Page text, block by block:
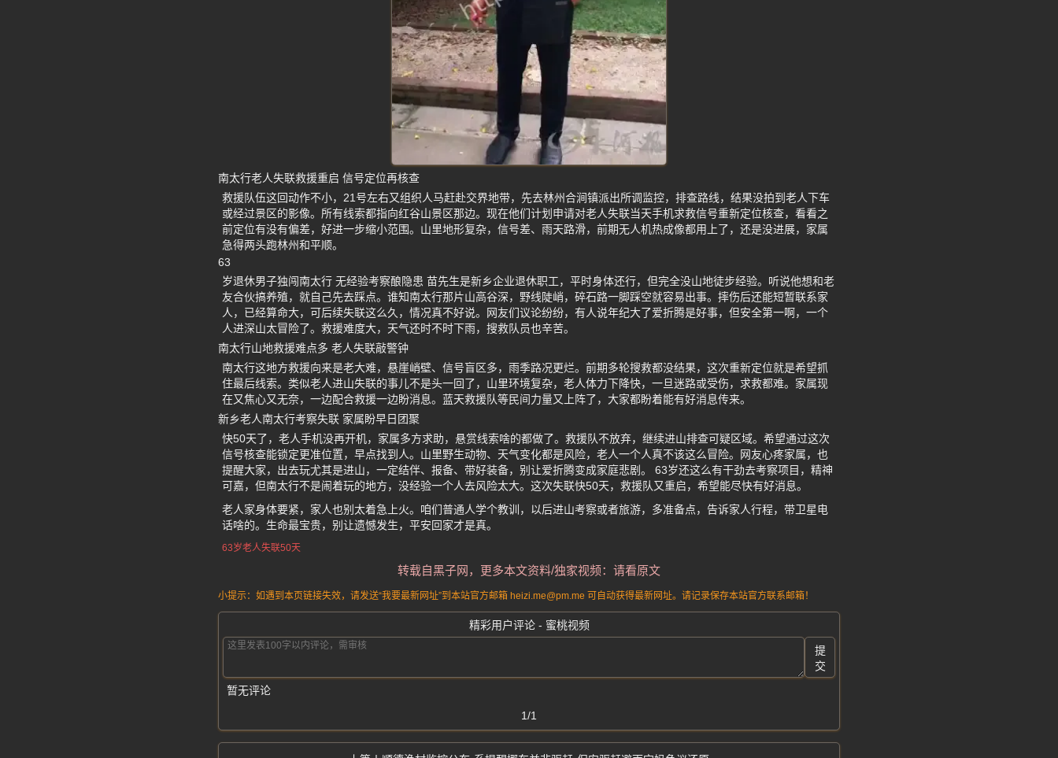
南太行老人失联救援重启 信号定位再核查
救援队伍这回动作不小，21号左右又组织人马赶赴交界地带，先去林州合涧镇派出所调监控，排查路线，结果没拍到老人下车
或经过景区的影像。所有线索都指向红谷山景区那边。现在他们计划申请对老人失联当天手机求救信号重新定位核查，看看之
前定位有没有偏差，好进一步缩小范围。山里地形复杂，信号差、雨天路滑，前期无人机热成像都用上了，还是没进展，家属
急得两头跑林州和平顺。
63
岁退休男子独闯南太行 无经验考察酿隐患 苗先生是新乡企业退休职工，平时身体还行，但完全没山地徒步经验。听说他想和老
友合伙搞养殖，就自己先去踩点。谁知南太行那片山高谷深，野线陡峭，碎石路一脚踩空就容易出事。摔伤后还能短暂联系家
人，已经算命大，可后续失联这么久，情况真不好说。网友们议论纷纷，有人说年纪大了爱折腾是好事，但安全第一啊，一个
人进深山太冒险了。救援难度大，天气还时不时下雨，搜救队员也辛苦。
南太行山地救援难点多 老人失联敲警钟
南太行这地方救援向来是老大难，悬崖峭壁、信号盲区多，雨季路况更烂。前期多轮搜救都没结果，这次重新定位就是希望抓
住最后线索。类似老人进山失联的事儿不是头一回了，山里环境复杂，老人体力下降快，一旦迷路或受伤，求救都难。家属现
在又焦心又无奈，一边配合救援一边盼消息。蓝天救援队等民间力量又上阵了，大家都盼着能有好消息传来。
新乡老人南太行考察失联 家属盼早日团聚
快50天了，老人手机没再开机，家属多方求助，悬赏线索啥的都做了。救援队不放弃，继续进山排查可疑区域。希望通过这次
信号核查能锁定更准位置，早点找到人。山里野生动物、天气变化都是风险，老人一个人真不该这么冒险。网友心疼家属，也
提醒大家，出去玩尤其是进山，一定结伴、报备、带好装备，别让爱折腾变成家庭悲剧。 63岁还这么有干劲去考察项目，精神
可嘉，但南太行不是闹着玩的地方，没经验一个人去风险太大。这次失联快50天，救援队又重启，希望能尽快有好消息。
老人家身体要紧，家人也别太着急上火。咱们普通人学个教训，以后进山考察或者旅游，多准备点，告诉家人行程，带卫星电
话啥的。生命最宝贵，别让遗憾发生，平安回家才是真。
63岁老人失联50天
转载自黑子网，更多本文资料/独家视频：请看原文
小提示：如遇到本页链接失效，请发送“我要最新网址”到本站官方邮箱 heizi.me@pm.me 可自动获得最新网址。请记录保存本站官方联系邮箱！
精彩用户评论 - 蜜桃视频
提
交
暂无评论
1/1